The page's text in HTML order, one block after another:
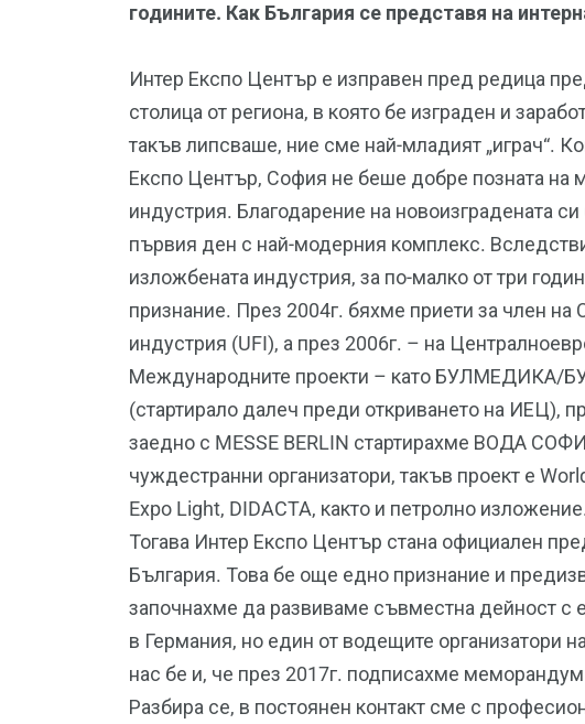
годините. Как България се представя на
Интер Експо Център е изправен пред редица
столица от региона, в която бе изграден и
такъв липсваше, ние сме най-младият „играч“.
Експо Център, София не беше добре позната на
индустрия. Благодарение на новоизградената
първия ден с най-модерния комплекс.
изложбената индустрия, за по-малко от три
признание. През 2004г. бяхме приети за член на
индустрия (UFI), а през 2006г. – на
Международните проекти – като
(стартирало далеч преди откриването на ИЕЦ),
заедно с MESSE BERLIN стартирахме ВОДА
чуждестранни организатори, такъв проект е
Expo Light, DIDACTA, както и петролно
Тогава Интер Експо Център стана официален
България. Това бе още едно признание и
започнахме да развиваме съвместна дейност с
в Германия, но един от водещите организатори
нас бе и, че през 2017г. подписахме
Разбира се, в постоянен контакт сме с